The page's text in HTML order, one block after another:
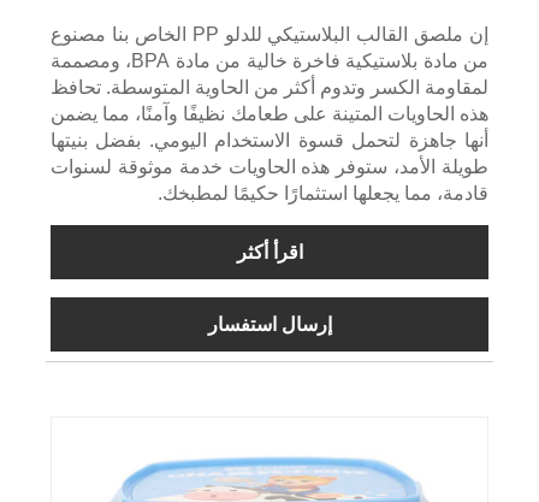
إن ملصق القالب البلاستيكي للدلو PP الخاص بنا مصنوع
من مادة بلاستيكية فاخرة خالية من مادة BPA، ومصممة
لمقاومة الكسر وتدوم أكثر من الحاوية المتوسطة. تحافظ
هذه الحاويات المتينة على طعامك نظيفًا وآمنًا، مما يضمن
أنها جاهزة لتحمل قسوة الاستخدام اليومي. بفضل بنيتها
طويلة الأمد، ستوفر هذه الحاويات خدمة موثوقة لسنوات
قادمة، مما يجعلها استثمارًا حكيمًا لمطبخك.
اقرأ أكثر
إرسال استفسار